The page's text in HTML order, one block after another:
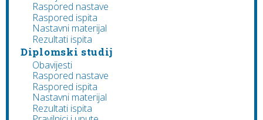
Raspored nastave
Raspored ispita
Nastavni materijal
Rezultati ispita
Diplomski studij
Obavijesti
Raspored nastave
Raspored ispita
Nastavni materijal
Rezultati ispita